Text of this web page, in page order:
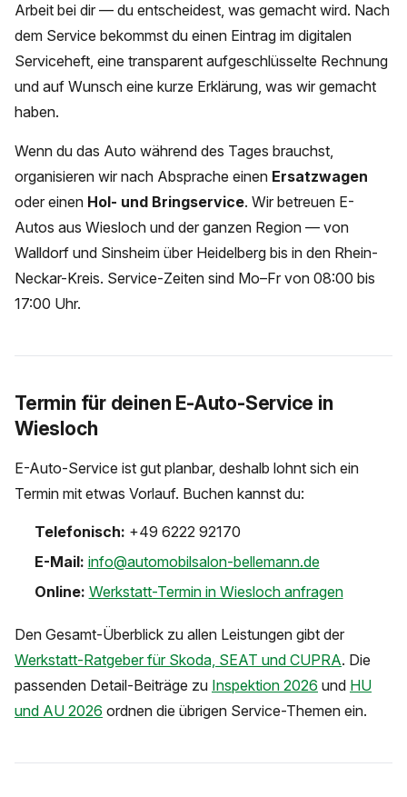
Arbeit bei dir — du entscheidest, was gemacht wird. Nach
dem Service bekommst du einen Eintrag im digitalen
Serviceheft, eine transparent aufgeschlüsselte Rechnung
und auf Wunsch eine kurze Erklärung, was wir gemacht
haben.
Wenn du das Auto während des Tages brauchst,
organisieren wir nach Absprache einen Ersatzwagen
oder einen Hol- und Bringservice. Wir betreuen E-
Autos aus Wiesloch und der ganzen Region — von
Walldorf und Sinsheim über Heidelberg bis in den Rhein-
Neckar-Kreis. Service-Zeiten sind Mo–Fr von 08:00 bis
17:00 Uhr.
Termin für deinen E-Auto-Service in
Wiesloch
E-Auto-Service ist gut planbar, deshalb lohnt sich ein
Termin mit etwas Vorlauf. Buchen kannst du:
Telefonisch: +49 6222 92170
E-Mail: info@automobilsalon-bellemann.de
Online: Werkstatt-Termin in Wiesloch anfragen
Den Gesamt-Überblick zu allen Leistungen gibt der
Werkstatt-Ratgeber für Skoda, SEAT und CUPRA. Die
passenden Detail-Beiträge zu Inspektion 2026 und HU
und AU 2026 ordnen die übrigen Service-Themen ein.